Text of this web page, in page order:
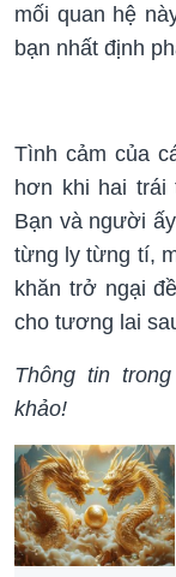
mối quan hệ
bạn nhất định
Tình cảm của
hơn khi hai trái
Bạn và người
từng ly từng tí,
khăn trở ngại
cho tương lai
Thông tin
khảo!